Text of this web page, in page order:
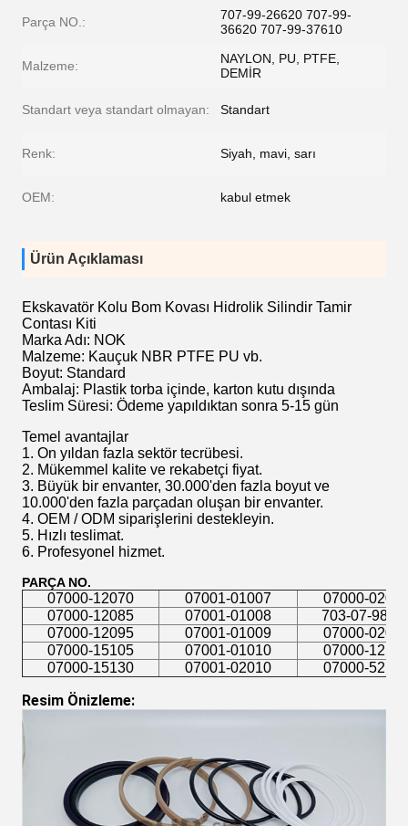
Parça NO.:
707-99-26620 707-99-
36620 707-99-37610
Malzeme:
NAYLON, PU, ​​PTFE,
DEMİR
Standart veya standart olmayan: Standart
Renk: Siyah, mavi, sarı
OEM: kabul etmek
Ürün Açıklaması
Ekskavatör Kolu Bom Kovası Hidrolik Silindir Tamir
Contası Kiti
Marka Adı: NOK
Malzeme: Kauçuk NBR PTFE PU vb.
Boyut: Standard
Ambalaj: Plastik torba içinde, karton kutu dışında
Teslim Süresi: Ödeme yapıldıktan sonra 5-15 gün
Temel avantajlar
1. On yıldan fazla sektör tecrübesi.
2. Mükemmel kalite ve rekabetçi fiyat.
3. Büyük bir envanter, 30.000'den fazla boyut ve
10.000'den fazla parçadan oluşan bir envanter.
4. OEM / ODM siparişlerini destekleyin.
5. Hızlı teslimat.
6. Profesyonel hizmet.
PARÇA NO.
07000-12070 07001-01007
07000-
07000-12085
07001-01008
703-07-
07000-12095
07001-01009
07000-
07000-15105
07001-01010
07000-
07000-15130
07001-02010 07000-
Resim Önizleme: